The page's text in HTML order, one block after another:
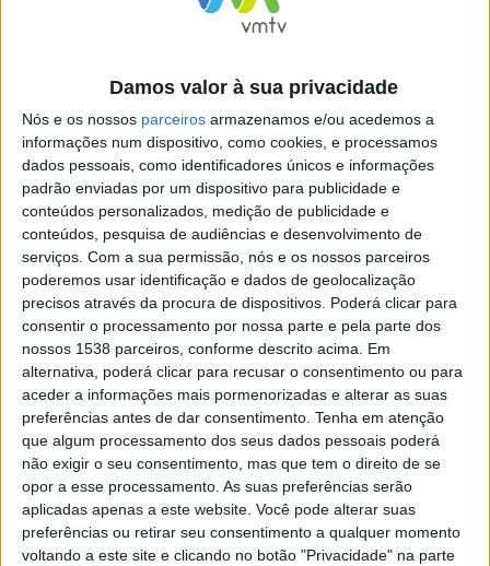
Damos valor à sua privacidade
Nós e os nossos parceiros armazenamos e/ou acedemos a
informações num dispositivo, como cookies, e processamos
dados pessoais, como identificadores únicos e informações
padrão enviadas por um dispositivo para publicidade e
conteúdos personalizados, medição de publicidade e
conteúdos, pesquisa de audiências e desenvolvimento de
serviços. Com a sua permissão, nós e os nossos parceiros
poderemos usar identificação e dados de geolocalização
precisos através da procura de dispositivos. Poderá clicar para
consentir o processamento por nossa parte e pela parte dos
nossos 1538 parceiros, conforme descrito acima. Em
alternativa, poderá clicar para recusar o consentimento ou para
aceder a informações mais pormenorizadas e alterar as suas
preferências antes de dar consentimento. Tenha em atenção
que algum processamento dos seus dados pessoais poderá
não exigir o seu consentimento, mas que tem o direito de se
opor a esse processamento. As suas preferências serão
aplicadas apenas a este website. Você pode alterar suas
preferências ou retirar seu consentimento a qualquer momento
voltando a este site e clicando no botão "Privacidade" na parte
dólares (cerca de 143 mil euros), mas a expetativa foi
o colecionador canadiano Miles Nadal ter pago quase o
triplo desse valor. Conta a BBC que o homem tinha já
gastou também cerca de 850 mil dólares (760 mil euros)
nos outros 99 pares de ténis a leilão
Os ténis foram desenhados por Bill Bowerman, um
treinador de atletismo que co-fundou a Nike. Apenas 12
pares foram feitos à mão e alguns distribuídos pelos
atletas durante os treinos dos Jogos Olímpicos de 1972